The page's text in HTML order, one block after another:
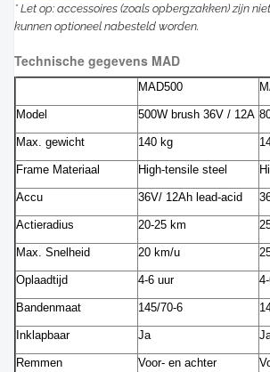
* Let op: accessoires (zoals opbergzakken) zijn
kunnen optioneel nabesteld worden.
Technische gegevens MAD
MAD500
Model 500W brush 36V / 12A
Max. gewicht 140 kg
Frame Materiaal High-tensile steel
Accu 36V/ 12Ah lead-acid
Actieradius 20-25 km
Max. Snelheid 20 km/u
Oplaadtijd 4-6 uur
Bandenmaat 145/70-6
Inklapbaar Ja
Remmen Voor- en achter